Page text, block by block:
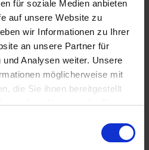
für soziale Medien anbieten
auf unsere Website zu
wir Informationen zu Ihrer
an unsere Partner für
Analysen weiter. Unsere
möglicherweise mit
die Sie ihnen bereitgestellt
Ihrer Nutzung der Dienste